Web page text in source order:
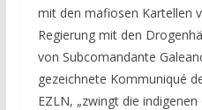
mit den mafiosen Kartellen
Regierung mit den
von Subcomandante
gezeichnete Kommuniqué
EZLN, „zwingt die indigenen